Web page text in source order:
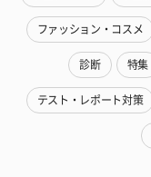
ファッション・コスメ
診断 特集
テスト・レポート対策